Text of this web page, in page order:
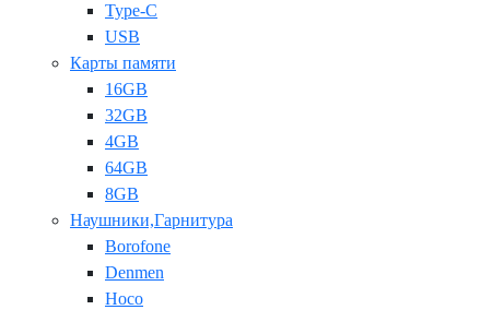
Type-C
USB
Карты памяти
16GB
32GB
4GB
64GB
8GB
Наушники,Гарнитура
Borofone
Denmen
Hoco